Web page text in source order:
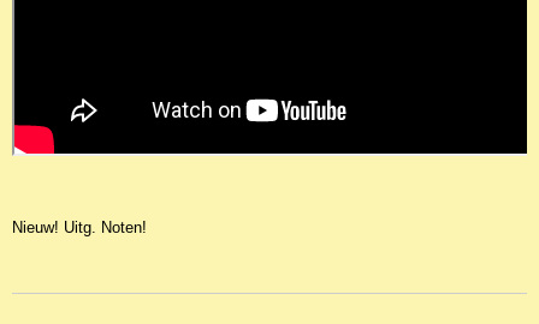
Nieuw! Uitg. Noten!